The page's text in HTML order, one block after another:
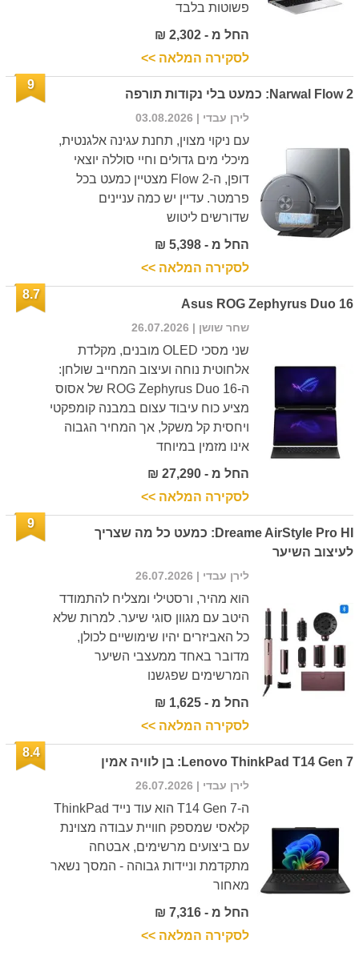
פשוטות בלבד
החל מ - 2,302 ₪
לסקירה המלאה >>
Narwal Flow 2: כמעט בלי נקודות תורפה
9
לירן עבדי | 03.08.2026
עם ניקוי מצוין, תחנת עגינה אלגנטית,
מיכלי מים גדולים וחיי סוללה יוצאי
דופן, ה-Flow 2 מצטיין כמעט בכל
פרמטר. עדיין יש כמה עניינים
שדורשים ליטוש
החל מ - 5,398 ₪
לסקירה המלאה >>
Asus ROG Zephyrus Duo 16
8.7
שחר שושן | 26.07.2026
שני מסכי OLED מובנים, מקלדת
אלחוטית נוחה ועיצוב המחייב שולחן:
ה-ROG Zephyrus Duo 16 של אסוס
מציע כוח עיבוד עצום במבנה קומפקטי
ויחסית קל משקל, אך המחיר הגבוה
אינו מזמין במיוחד
החל מ - 27,290 ₪
לסקירה המלאה >>
Dreame AirStyle Pro HI: כמעט כל מה שצריך
לעיצוב השיער
9
לירן עבדי | 26.07.2026
הוא מהיר, ורסטילי ומצליח להתמודד
היטב עם מגוון סוגי שיער. למרות שלא
כל האביזרים יהיו שימושיים לכולן,
מדובר באחד ממעצבי השיער
המרשימים שפגשנו
החל מ - 1,625 ₪
לסקירה המלאה >>
Lenovo ThinkPad T14 Gen 7: בן לוויה אמין
8.4
לירן עבדי | 26.07.2026
ה-T14 Gen 7 הוא עוד נייד ThinkPad
קלאסי שמספק חוויית עבודה מצוינת
עם ביצועים מרשימים, אבטחה
מתקדמת וניידות גבוהה - המסך נשאר
מאחור
החל מ - 7,316 ₪
לסקירה המלאה >>